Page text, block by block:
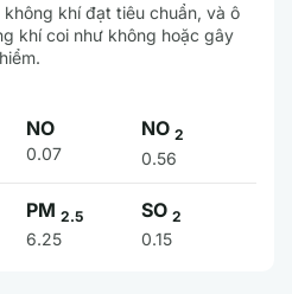
khí đạt tiêu chuẩn, và ô
khí coi như không hoặc gây
NO
0.07
NO 2
0.56
PM 2.5
6.25
SO 2
0.15